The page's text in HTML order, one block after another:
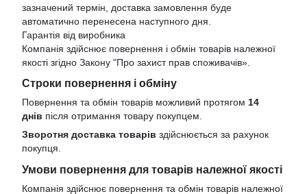
зазначений термін, доставка замовлення буде
автоматично перенесена наступного дня.
Гарантія від виробника
Компанія здійснює повернення і обмін товарів належної
якості згідно Закону "Про захист прав споживачів»
Строки повернення і обміну
Повернення та обмін товарів можливий протягом 14
днів після отримання товару покупцем.
Зворотня доставка товарів здійснюється за рахунок
покупця.
Умови повернення для товарів належної якості
Компанія здійснює повернення та обмін товарів належної